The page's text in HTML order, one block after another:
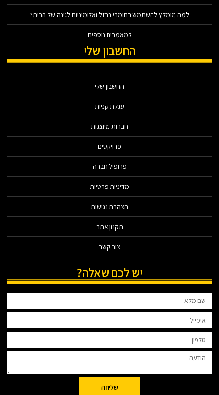
למה מומלץ להשתמש בחומרי ברזל ואלומיניום לגינה של הבית?
למאמרים נוספים
החשבון שלי
החשבון שלי
עגלת קניות
חברות מיוצגות
פרויקטים
פרופיל חברה
מדיניות פרטיות
הצהרת נגישות
תקנון אתר
צור קשר
יש לכם שאלה?
שליחה